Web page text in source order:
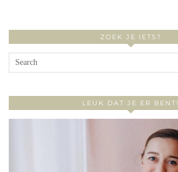
ZOEK JE IETS?
LEUK DAT JE ER BENT!